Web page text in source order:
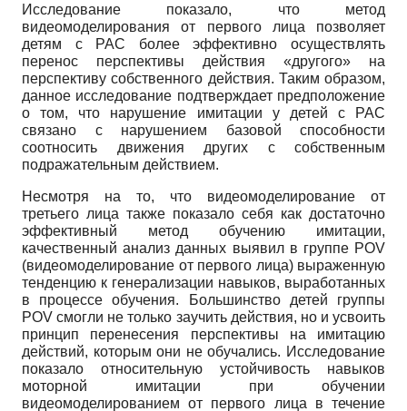
Исследование показало, что метод
видеомоделирования от первого лица позволяет
детям с РАС более эффективно осуществлять
перенос перспективы действия «другого» на
перспективу собственного действия. Таким образом,
данное исследование подтверждает предположение
о том, что нарушение имитации у детей с РАС
связано с нарушением базовой способности
соотносить движения других с собственным
подражательным действием.
Несмотря на то, что видеомоделирование от
третьего лица также показало себя как достаточно
эффективный метод обучению имитации,
качественный анализ данных выявил в группе POV
(видеомоделирование от первого лица) выраженную
тенденцию к генерализации навыков, выработанных
в процессе обучения. Большинство детей группы
POVсмогли не только заучить действия, но и усвоить
принцип перенесения перспективы на имитацию
действий, которым они не обучались. Исследование
показало относительную устойчивость навыков
моторной имитации при обучении
видеомоделированием от первого лица в течение